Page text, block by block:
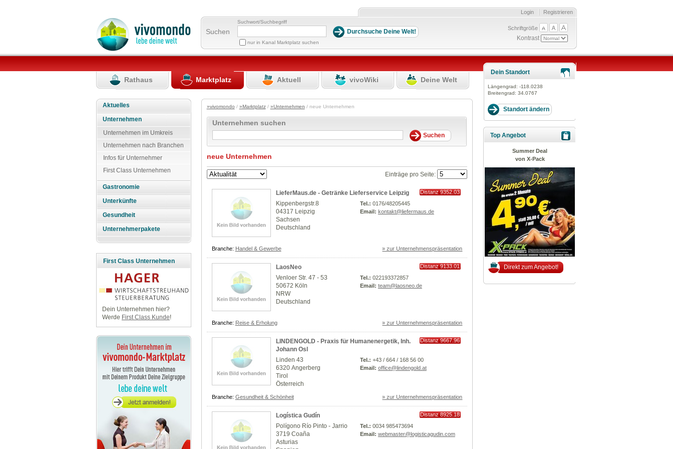
Registrieren
Login
Suchen
Suchwort/Suchbegriff
nur in Kanal Marktplatz suchen
Schriftgröße
Kontrast
Rathaus Marktplatz Aktuell vivoWiki Deine Welt
Aktuelles
Unternehmen
Unternehmen im Umkreis
Unternehmen nach Branchen
Infos für Unternehmer
First Class Unternehmen
Gastronomie
Unterkünfte
Gesundheit
Unternehmerpakete
First Class Unternehmen
Dein Unternehmen hier?
Werde First Class Kunde!
»vivomondo / »Marktplatz/ »Unternehmen / neue Unternehmen
Unternehmen suchen
neue Unternehmen
Einträge pro Seite:
LieferMaus.de - Getränke Lieferservice Leipzig
Distanz 9352.03
Kippenbergstr.8
04317 Leipzig
Sachsen
Deutschland
Tel.: 0176/48205445
Email: kontakt@liefermaus.de
Branche: Handel & Gewerbe » zur Unternehmenspräsentation
LaosNeo
Distanz 9133.01
Venloer Str. 47 - 53
50672 Köln
NRW
Deutschland
Tel.: 022193372857
Email: team@laosneo.de
Branche: Reise & Erholung » zur Unternehmenspräsentation
LINDENGOLD - Praxis für Humanenergetik, Inh.
Johann Osl
Distanz 9667.96
Linden 43
6320 Angerberg
Tirol
Österreich
Tel.: +43 / 664 / 168 56 00
Email: office@lindengold.at
Branche: Gesundheit & Schönheit » zur Unternehmenspräsentation
Logística Gudín
Distanz 8925.18
Polígono Río Pinto - Jarrio
3719 Coaña
Asturias
Tel.: 0034 985473694
Email: webmaster@logisticagudin.com
Dein Standort
Längengrad: -118.0238
Breitengrad: 34.0767
Top Angebot
Summer Deal
von X-Pack
Direkt zum Angebot!